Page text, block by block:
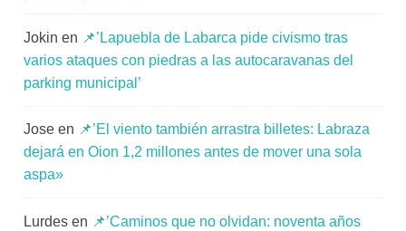
Jokin en 📌’Lapuebla de Labarca pide civismo tras
varios ataques con piedras a las autocaravanas del
parking municipal’
Jose en 📌’El viento también arrastra billetes: Labraza
dejará en Oion 1,2 millones antes de mover una sola
aspa»
Lurdes en 📌’Caminos que no olvidan: noventa años